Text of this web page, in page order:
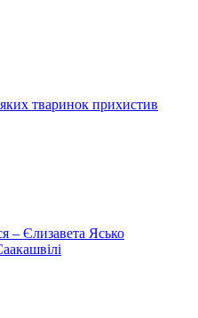
тваринок прихистив
– Єлизавета Ясько